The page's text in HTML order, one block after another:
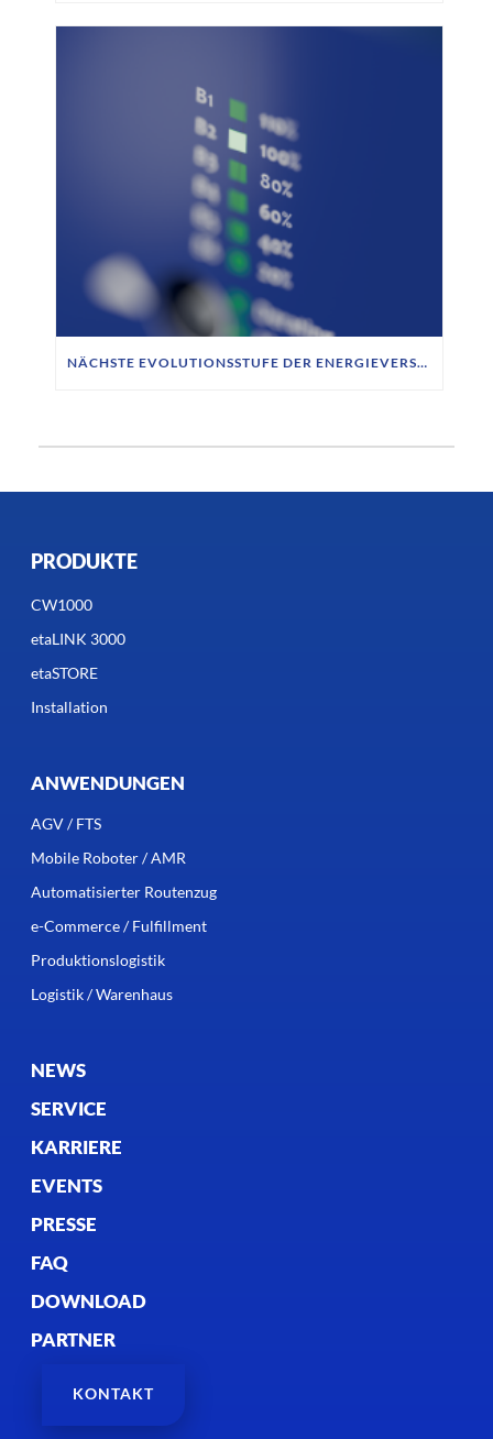
NÄCHSTE EVOLUTIONSSTUFE DER ENERGIEVERSORGUNG FÜR MOBILE ROBOTIK
PRODUKTE
CW1000
etaLINK 3000
etaSTORE
Installation
ANWENDUNGEN
AGV / FTS
Mobile Roboter / AMR
Automatisierter Routenzug
e-Commerce / Fulfillment
Produktionslogistik
Logistik / Warenhaus
NEWS
SERVICE
KARRIERE
EVENTS
PRESSE
FAQ
DOWNLOAD
PARTNER
KONTAKT